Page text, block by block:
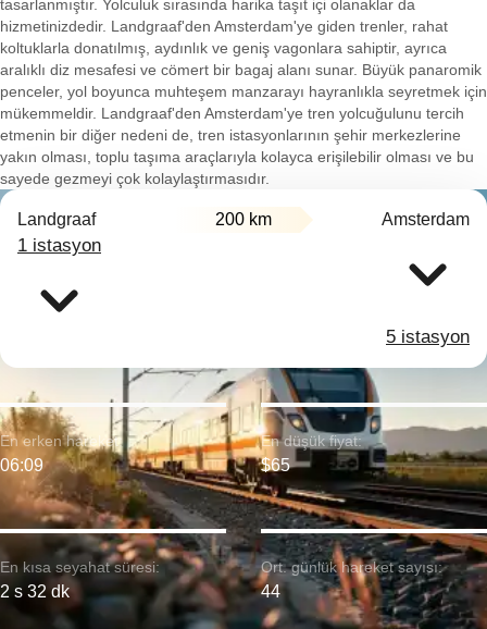
tasarlanmıştır. Yolculuk sırasında harika taşıt içi olanaklar da
hizmetinizdedir. Landgraaf'den Amsterdam'ye giden trenler, rahat
koltuklarla donatılmış, aydınlık ve geniş vagonlara sahiptir, ayrıca
aralıklı diz mesafesi ve cömert bir bagaj alanı sunar. Büyük panaromik
penceler, yol boyunca muhteşem manzarayı hayranlıkla seyretmek için
mükemmeldir. Landgraaf'den Amsterdam'ye tren yolcuğulunu tercih
etmenin bir diğer nedeni de, tren istasyonlarının şehir merkezlerine
yakın olması, toplu taşıma araçlarıyla kolayca erişilebilir olması ve bu
sayede gezmeyi çok kolaylaştırmasıdır.
Landgraaf 200 km Amsterdam
1 istasyon
5 istasyon
En kısa seyahat süresi:
2 s 32 dk
En erken hareket:
06:09
En düşük fiyat:
$65
Ort. günlük hareket sayısı:
44